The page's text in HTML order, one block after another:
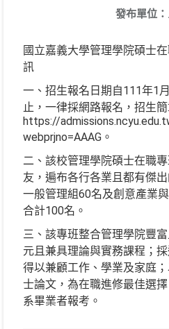
發布單位：
國立嘉義大學管理學院碩士
訊
一、招生報名日期自111年1
止，一律採網路報名，招生
https://
webprjno=AAAG。
二、該校管理學院碩士在職
友，遍布各行各業且都有傑
一般管理組60名及創意產業
合計100名。
三、該專班整合管理學院豐
元且兼具理論與實務課程；
得以兼顧工作、學業及家庭
士論文，為在職進修最佳選
系畢業者報考。